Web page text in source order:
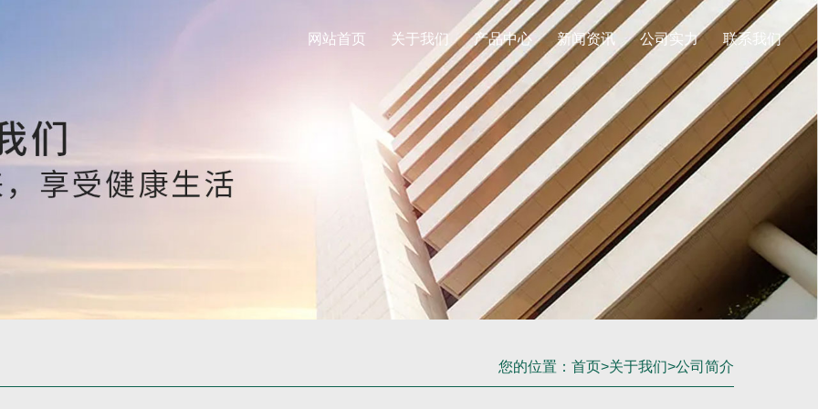
网站首页 关于我们 产品中心 新闻资讯 公司实力 联系我们
您的位置： 首页>关于我们>公司简介